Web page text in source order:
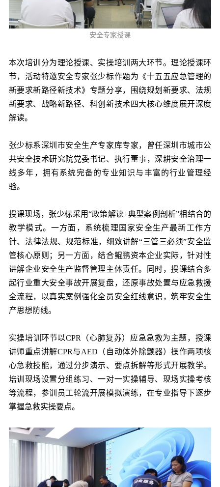
安全专家授课
本次培训分为理论授课、实操培训两大环节。理论授课环
节，活动特邀安全专家张少标作题为《十五五应急管理的
新要求新路径新技术》专题分享，围绕规划新要求、法规
新要求、战略新路径、科创新技术四大核心维度展开深度
解读。
张少标系深圳市安全生产专家库专家，曾任深圳市城市公
共安全技术研究院党委书记、执行董事，深耕安全治理一
线多年，拥有系统完备的专业知识与丰富的行业管理经
验。
授课现场，张少标采用“政策解读+典型案例剖析”相结合的
教学模式。一方面，系统梳理国家安全生产最新工作方
针、法律法规、规范标准，细致讲解“三管三必须”安全监
管核心原则；另一方面，结合鲲鹏资本企业实际，针对性
讲解企业安全生产监督管理主体责任。同时，授课结合多
起行业重大安全事故开展复盘，还原事故处置与应急救援
全流程，以真实案例强化全员安全红线意识，筑牢安全生
产思想防线。
实操培训环节以CPR（心肺复苏）应急急救为主题，授课
讲师重点讲解CPR与AED（自动体外除颤器）操作两项核
心急救技能，通过分步演示、要点拆解等形式开展教学。
培训现场设置分组练习、一对一实操辅导、现场实操考核
等流程，参训员工轮流开展模拟演练，在专业指导下逐步
掌握急救实操要点。